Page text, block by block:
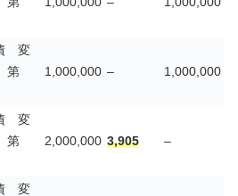
変
第
1,000,000 – 1,000,000
変
第
2,000,000 3,905 –
変